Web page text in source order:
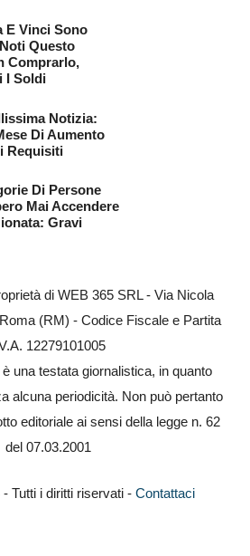
E Vinci Sono
Questo
Comprarlo,
I Soldi
Notizia:
Di Aumento
Requisiti
Di Persone
Mai Accendere
Gravi
di WEB 365 SRL - Via Nicola
(RM) - Codice Fiscale e Partita
12279101005
una testata giornalistica, in quanto
alcuna periodicità. Non può pertanto
editoriale ai sensi della legge n. 62
del 07.03.2001
Tutti i diritti riservati - Contattaci